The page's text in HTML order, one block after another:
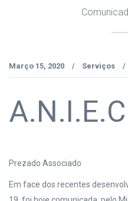
Março 15, 2020 / Serviços /
Prezado Associado
Em face dos recentes